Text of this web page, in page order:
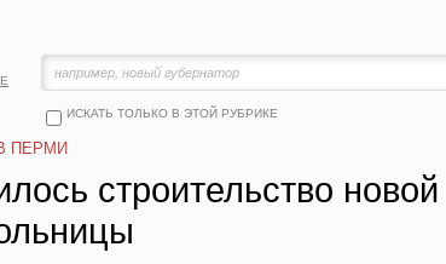
ИСКАТЬ ТОЛЬКО В ЭТОЙ РУБРИКЕ
ПЕРМИ
строительство новой